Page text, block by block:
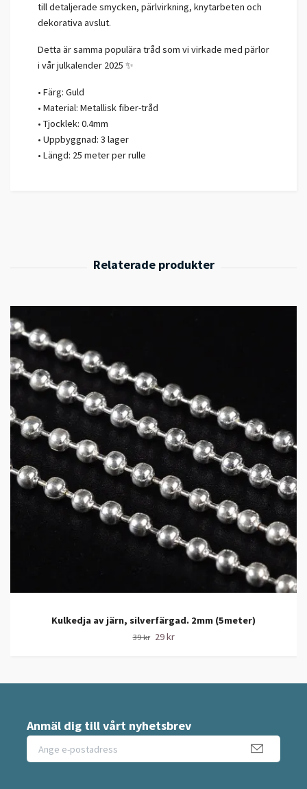
till detaljerade smycken, pärlvirkning, knytarbeten och
dekorativa avslut.
Detta är samma populära tråd som vi virkade med pärlor
i vår julkalender 2025 ✨
• Färg: Guld
• Material: Metallisk fiber-tråd
• Tjocklek: 0.4mm
• Uppbyggnad: 3 lager
• Längd: 25 meter per rulle
Kulkedja av järn, silverfärgad. 2mm (5meter)
39 kr 29 kr
Anmäl dig till vårt nyhetsbrev